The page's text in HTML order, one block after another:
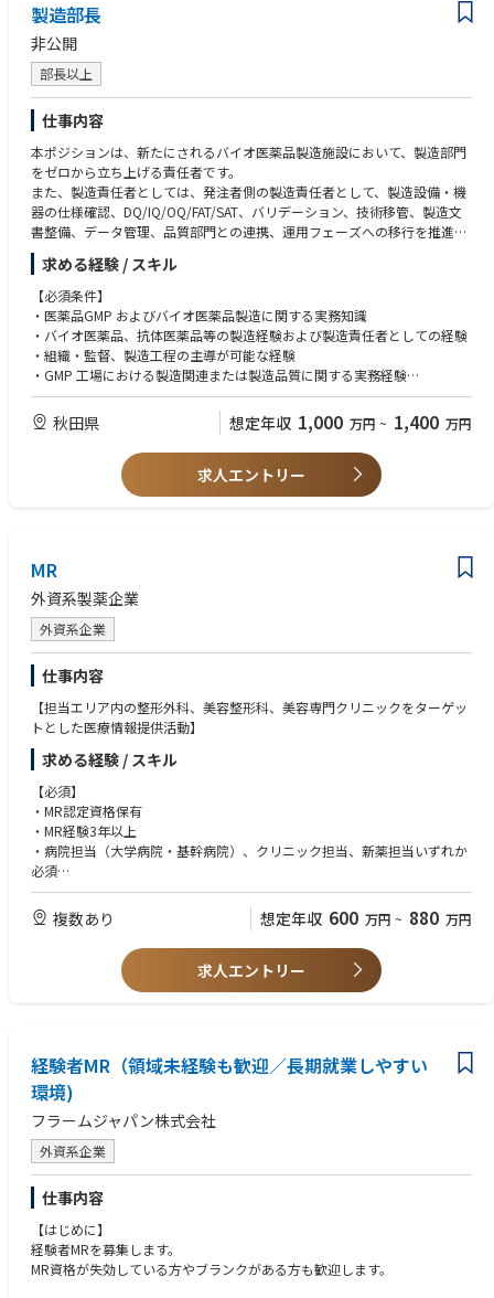
・新工場、新試運転室、または新規試験設備立上げの経験
・試験法移管、分析法バリデーション、分析技術レポリケーションの経験
・PMDA、FDA などの他国規制当局による GMP に関する試験対応の経験
・理化学試験、生化学試験、微生物試験、無菌試験、エンドトキシン試
験、環境モニタリング等に関する知見または実務経験
・外部委託試験機関の選定、管理、監査経験
・LIMS、電子記録、試験データ管理、CSV、データインテグリティに関す
る知識または実務経験
・英語による技術文書・品質文書の読解、海外技術パートナーとのコミュ
ニケーション経験
・海外パートナーとの品質管理・技術移管プロジェクト経験
製造部長
非公開
部長以上
仕事内容
本ポジションは、新たにされるバイオ医薬品製造施設において、製造部門
をゼロから立ち上げる責任者です。
また、製造責任者としては、発注者側の製造責任者として、製造設備・機
器の仕様確認、DQ/IQ/OQ/FAT/SAT、バリデーション、技術移管、製造文
書整備、データ管理、品質部門との連携、運用フェーズへの移行を推進し
ていく役割です。
求める経験 / スキル
【必須条件】
・医薬品GMP およびバイオ医薬品製造に関する実務知識
・バイオ医薬品、抗体医薬品等の製造経験および製造責任者としての経験
・組織・監督、製造工程の主導が可能な経験
・GMP 工場における製造関連または製造品質に関する実務経験
・製造設備・機器、製造プロセス、製造文書、バリデーションに関する基
本的な理解
・複数の社外関係者（設計会社、施工会社、設備ベンダー、コンサルタン
ト、技術供与等）との調整・折衝が可能な経験
・製造部門または製造関連チームにおけるピープルマネジメント経験
・現場で発生する課題を整理し、関係者を巻き込みがが解決に導く能力
・技術移管、プロセスパラメータ設計、洗浄バリデーション、CSV 等に関
する知識または実務経験
・PMDA、FDA などの他国規制当局により GMP 案査における製造現場対応
の経験
・製造データ管理、電子記録、MES 等の製造関連システムに関する知識
・英語による技術文書の読解、海外技術パートナーとのコミュニケーショ
ン経験
・海外パートナーとの製造・技術移管プロジェクト経験
秋田県 想定年収 1,000 万円 ~ 1,400 万円
求人エントリー
MR
外資系製薬企業
外資系企業
仕事内容
【担当エリア内の整形外科、美容整形科、美容専門クリニックをターゲッ
トとした医療情報提供活動】
求める経験 / スキル
【必須】
・MR認定資格保有
・MR経験3年以上
・病院担当（大学病院・基幹病院）、クリニック担当、新薬担当いずれか
必須
【優遇条件】
整形外科担当経験ある方
MR認定資格(必須),普通自動車免許(必須)
複数あり 想定年収 600 万円 ~ 880 万円
求人エントリー
経験者MR（領域未経験も歓迎／長期就業しやすい
環境)
フラームジャパン株式会社
外資系企業
仕事内容
【はじめに】
経験者MRを募集します。
MR資格が失効している方やブランクがある方も歓迎します。